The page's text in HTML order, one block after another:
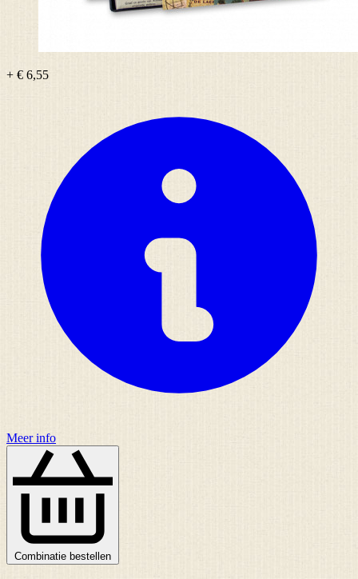
+ € 6,55
Meer info
Combinatie bestellen